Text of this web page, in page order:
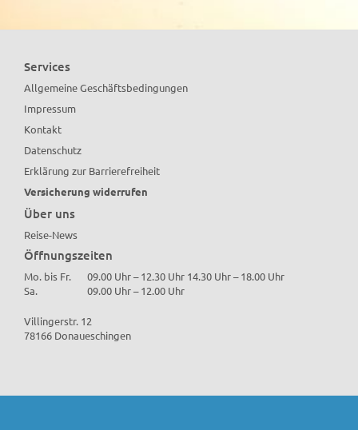
Services
Allgemeine Geschäftsbedingungen
Impressum
Kontakt
Datenschutz
Erklärung zur Barrierefreiheit
Versicherung widerrufen
Über uns
Reise-News
Öffnungszeiten
Mo. bis Fr.
09.00 Uhr – 12.30 Uhr 14.30 Uhr – 18.00 Uhr
Sa.
09.00 Uhr – 12.00 Uhr
Villingerstr. 12
78166 Donaueschingen